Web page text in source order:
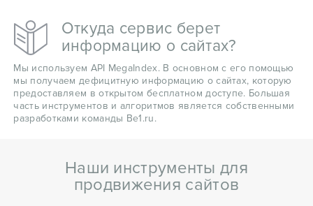
Откуда сервис берет
информацию о сайтах?
Мы используем API MegaIndex. В основном с его помощью
мы получаем дефицитную информацию о сайтах, которую
предоставляем в открытом бесплатном доступе. Большая
часть инструментов и алгоритмов является собственными
разработками команды Be1.ru.
Наши инструменты для
продвижения сайтов